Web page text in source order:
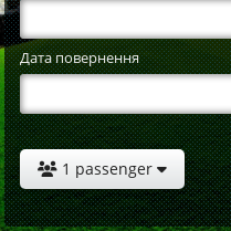
Дата повернення
1 passenger